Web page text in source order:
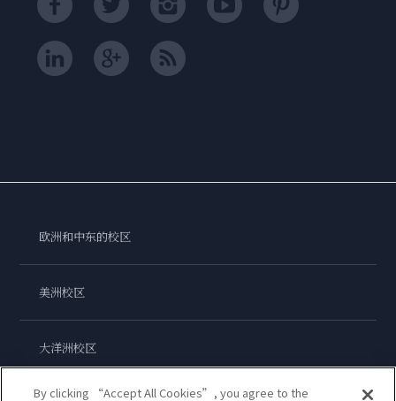
欧洲和中东的校区
美洲校区
大洋洲校区
By clicking “Accept All Cookies”, you agree to the